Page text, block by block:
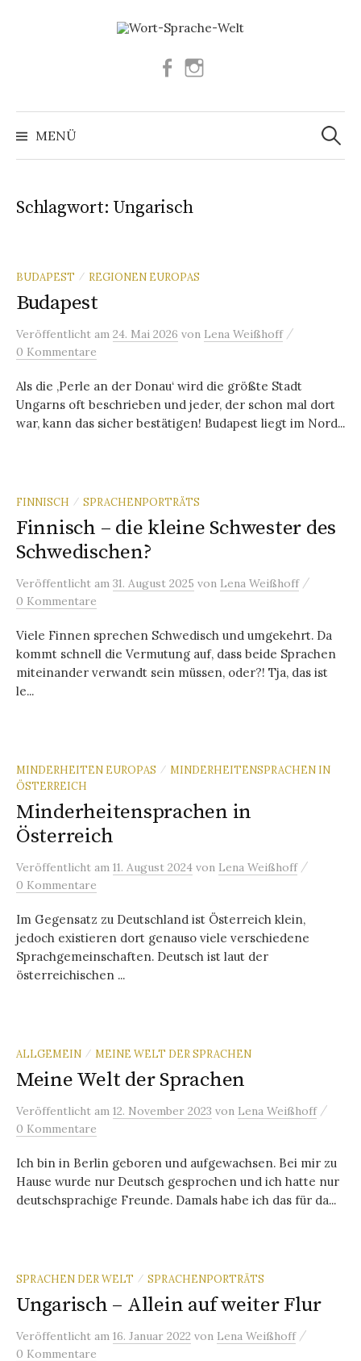
Facebook
MENÜ
Suchen
nach:
Schlagwort: Ungarisch
BUDAPEST / REGIONEN EUROPAS
Budapest
Veröffentlicht am 24. Mai 2026 von Lena Weißhoff /
0 Kommentare
Als die ‚Perle an der Donau‘ wird die größte Stadt
Ungarns oft beschrieben und jeder, der schon mal dort
war, kann das sicher bestätigen! Budapest liegt im Nord...
FINNISCH / SPRACHENPORTRÄTS
Finnisch – die kleine Schwester des
Schwedischen?
Veröffentlicht am 31. August 2025 von Lena Weißhoff /
0 Kommentare
Viele Finnen sprechen Schwedisch und umgekehrt. Da
kommt schnell die Vermutung auf, dass beide Sprachen
miteinander verwandt sein müssen, oder?! Tja, das ist
le...
MINDERHEITEN EUROPAS / MINDERHEITENSPRACHEN IN
ÖSTERREICH
Minderheitensprachen in
Österreich
Veröffentlicht am 11. August 2024 von Lena Weißhoff /
0 Kommentare
Im Gegensatz zu Deutschland ist Österreich klein,
jedoch existieren dort genauso viele verschiedene
Sprachgemeinschaften. Deutsch ist laut der
österreichischen ...
ALLGEMEIN / MEINE WELT DER SPRACHEN
Meine Welt der Sprachen
Veröffentlicht am 12. November 2023 von Lena Weißhoff /
0 Kommentare
Ich bin in Berlin geboren und aufgewachsen. Bei mir zu
Hause wurde nur Deutsch gesprochen und ich hatte nur
deutschsprachige Freunde. Damals habe ich das für da...
SPRACHEN DER WELT / SPRACHENPORTRÄTS
Ungarisch – Allein auf weiter Flur
Veröffentlicht am 16. Januar 2022 von Lena Weißhoff /
0 Kommentare